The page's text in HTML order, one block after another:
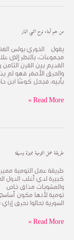
من هم أبناء نوح النبي البار
يقول الخوري بولس
مجموعات، بالنظر إلى
القديم بين القرن
والعرق الأصفر فهو لم
بأبيه، فجعل كوشًا ابن
من
أبناء
نوح
النبي
البار
Read More »
طريقة عمل التومية مميزة وسهلة
طريقة عمل التومية
كبيرة لدي أغلب الدول
والمشويات مذاق خاص
تومية لأنها مكون
السورية تعالوا نعرف
طريقة
التومية
مميزة
وسهلة
Read More »